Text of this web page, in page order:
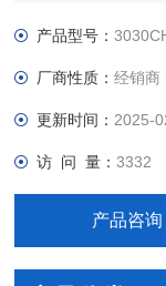
产品型号：
厂商性质：经销商
更新时间： 2025-
访 问 量：3332
产品咨询